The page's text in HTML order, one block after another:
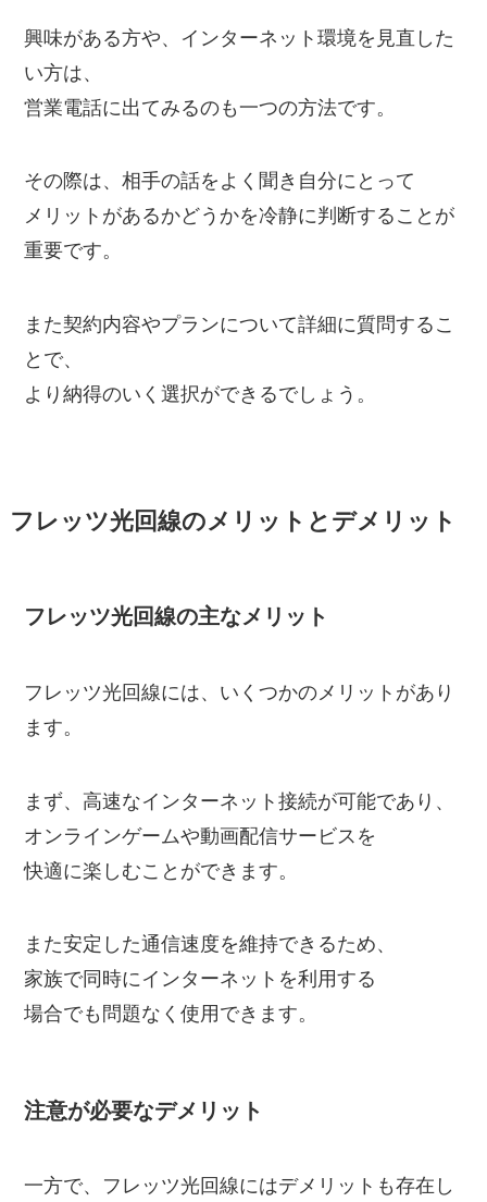
興味がある方や、インターネット環境を見直した
い方は、
営業電話に出てみるのも一つの方法です。
その際は、相手の話をよく聞き自分にとって
メリットがあるかどうかを冷静に判断することが
重要です。
また契約内容やプランについて詳細に質問するこ
とで、
より納得のいく選択ができるでしょう。
フレッツ光回線のメリットとデメリット
フレッツ光回線の主なメリット
フレッツ光回線には、いくつかのメリットがあり
ます。
まず、高速なインターネット接続が可能であり、
オンラインゲームや動画配信サービスを
快適に楽しむことができます。
また安定した通信速度を維持できるため、
家族で同時にインターネットを利用する
場合でも問題なく使用できます。
注意が必要なデメリット
一方で、フレッツ光回線にはデメリットも存在し